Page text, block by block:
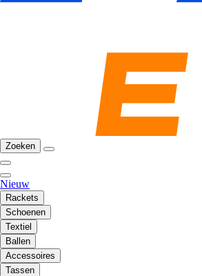
Zoeken
Nieuw
Rackets
Schoenen
Textiel
Ballen
Accessoires
Tassen